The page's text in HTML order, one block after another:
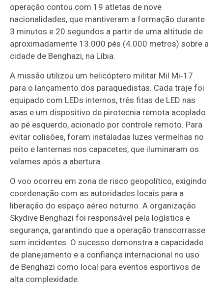
operação contou com 19 atletas de nove
nacionalidades, que mantiveram a formação durante
3 minutos e 20 segundos a partir de uma altitude de
aproximadamente 13.000 pés (4.000 metros) sobre a
cidade de Benghazi, na Líbia.
A missão utilizou um helicóptero militar Mil Mi‑17
para o lançamento dos paraquedistas. Cada traje foi
equipado com LEDs internos, três fitas de LED nas
asas e um dispositivo de pirotecnia remota acoplado
ao pé esquerdo, acionado por controle remoto. Para
evitar colisões, foram instaladas luzes vermelhas no
peito e lanternas nos capacetes, que iluminaram os
velames após a abertura.
O voo ocorreu em zona de risco geopolítico, exigindo
coordenação com as autoridades locais para a
liberação do espaço aéreo noturno. A organização
Skydive Benghazi foi responsável pela logística e
segurança, garantindo que a operação transcorrasse
sem incidentes. O sucesso demonstra a capacidade
de planejamento e a confiança internacional no uso
de Benghazi como local para eventos esportivos de
alta complexidade.